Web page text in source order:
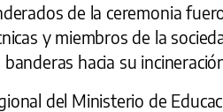
de la ceremonia
y miembros de la
hacia su
del Ministerio de